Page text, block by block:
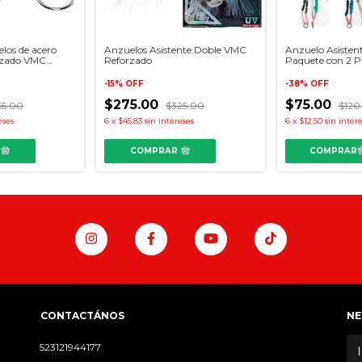
de acero
VMC
Anzuelos Asistente Doble VMC
Reforzado
-15% OFF
$275.00 $325.00
6 x $45.83 sin intereses
COMPRAR
Anzuelo
Paquete con 2
-38% OFF
$75.00
6 x $12.50 sin
CONTACTÁNOS
523121944177